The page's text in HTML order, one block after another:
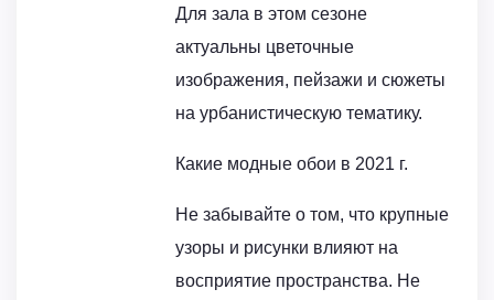
Для зала в этом сезоне
актуальны цветочные
изображения, пейзажи и сюжеты
на урбанистическую тематику.
Какие модные обои в 2021 г.
Не забывайте о том, что крупные
узоры и рисунки влияют на
восприятие пространства. Не